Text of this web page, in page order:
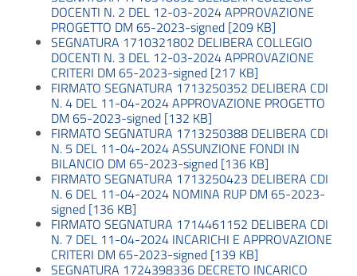
DOCENTI N. 2 DEL 12-03-2024 APPROVAZIONE
PROGETTO DM 65-2023-signed [209 KB]
SEGNATURA 1710321802 DELIBERA COLLEGIO
DOCENTI N. 3 DEL 12-03-2024 APPROVAZIONE
CRITERI DM 65-2023-signed [217 KB]
FIRMATO SEGNATURA 1713250352 DELIBERA CDI
N. 4 DEL 11-04-2024 APPROVAZIONE PROGETTO
DM 65-2023-signed [132 KB]
FIRMATO SEGNATURA 1713250388 DELIBERA CDI
N. 5 DEL 11-04-2024 ASSUNZIONE FONDI IN
BILANCIO DM 65-2023-signed [136 KB]
FIRMATO SEGNATURA 1713250423 DELIBERA CDI
N. 6 DEL 11-04-2024 NOMINA RUP DM 65-2023-
signed [136 KB]
FIRMATO SEGNATURA 1714461152 DELIBERA CDI
N. 7 DEL 11-04-2024 INCARICHI E APPROVAZIONE
CRITERI DM 65-2023-signed [139 KB]
SEGNATURA 1724398336 DECRETO INCARICO